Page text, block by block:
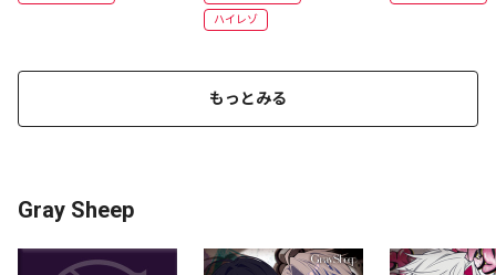
ハイレゾ
もっとみる
Gray Sheep